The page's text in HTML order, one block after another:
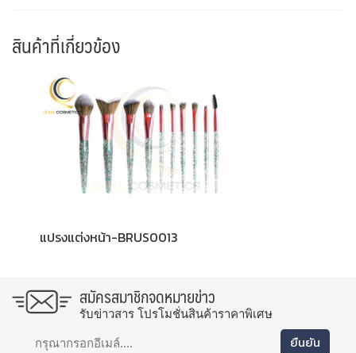
สินค้าที่เกี่ยวข้อง
แปรงแต่งหน้า-BRUS0013
สมัครสมาชิกจดหมายข่าว
รับข่าวสาร โปรโมชั่นสินค้าราคาพิเศษ